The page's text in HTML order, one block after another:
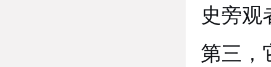
史旁观
第三，